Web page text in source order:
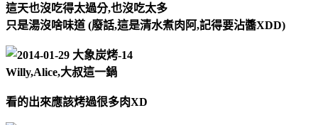
這天也沒吃得太過分,也沒吃太多
只是湯沒啥味道 (廢話,這是清水煮肉阿,記得要沾醬XDD)
Willy,Alice,大叔這一鍋
看的出來應該烤過很多肉XD